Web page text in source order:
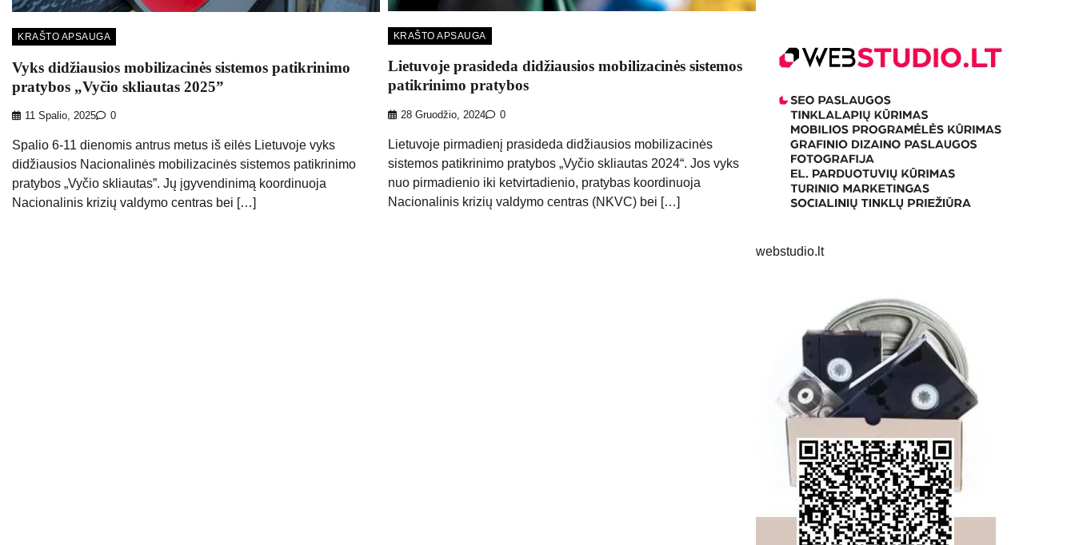
KRAŠTO APSAUGA
Vyks didžiausios mobilizacinės sistemos patikrinimo
pratybos „Vyčio skliautas 2025”
11 Spalio, 2025 0
Spalio 6-11 dienomis antrus metus iš eilės Lietuvoje vyks
didžiausios Nacionalinės mobilizacinės sistemos patikrinimo
pratybos „Vyčio skliautas”. Jų įgyvendinimą koordinuoja
Nacionalinis krizių valdymo centras bei […]
KRAŠTO APSAUGA
Lietuvoje prasideda didžiausios mobilizacinės sistemos
patikrinimo pratybos
28 Gruodžio, 2024 0
Lietuvoje pirmadienį prasideda didžiausios mobilizacinės
sistemos patikrinimo pratybos „Vyčio skliautas 2024“. Jos vyks
nuo pirmadienio iki ketvirtadienio, pratybas koordinuoja
Nacionalinis krizių valdymo centras (NKVC) bei […]
webstudio.lt